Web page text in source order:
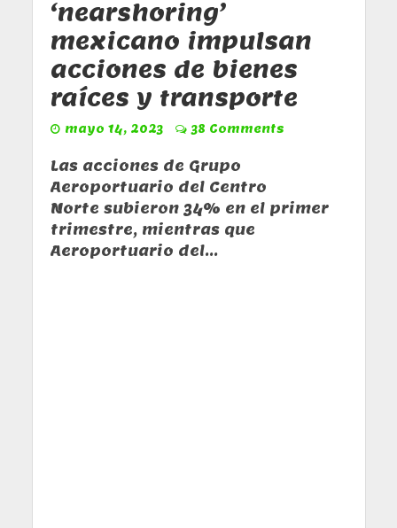
‘nearshoring’
mexicano impulsan
acciones de bienes
raíces y transporte
mayo 14, 2023 38 Comments
Las acciones de Grupo
Aeroportuario del Centro
Norte subieron 34% en el primer
trimestre, mientras que
Aeroportuario del...